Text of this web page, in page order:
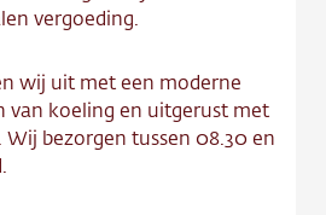
vergoeding.
wij uit met een moderne
van koeling en uitgerust met
bezorgen tussen 08.30 en